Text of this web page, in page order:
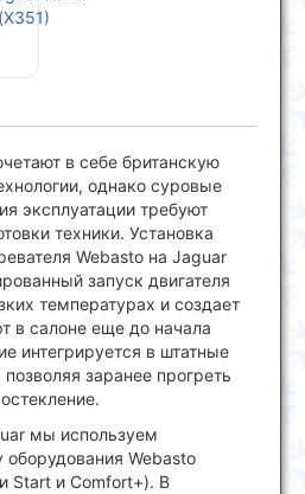
в себе британскую
однако суровые
эксплуатации требуют
техники. Установка
Webasto на Jaguar
запуск двигателя
температурах и создает
в салоне еще до начала
интегрируется в штатные
заранее прогреть
мы используем
Webasto
Start и Comfort+). В